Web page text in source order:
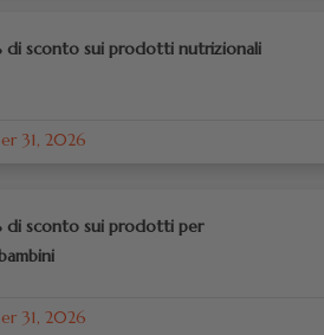
sconto sui prodotti nutrizionali
31, 2026
di sconto sui prodotti per
31, 2026